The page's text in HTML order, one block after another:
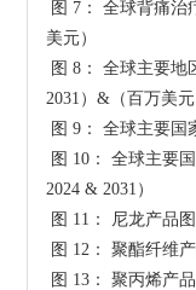
美元）
2031）&（百万美元
2024 & 2031）